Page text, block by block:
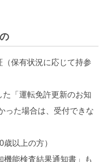
保有状況に応じて持参
「運転免許更新のお知
った場合は、受付できな
以上の方）
能検査結果通知書」も